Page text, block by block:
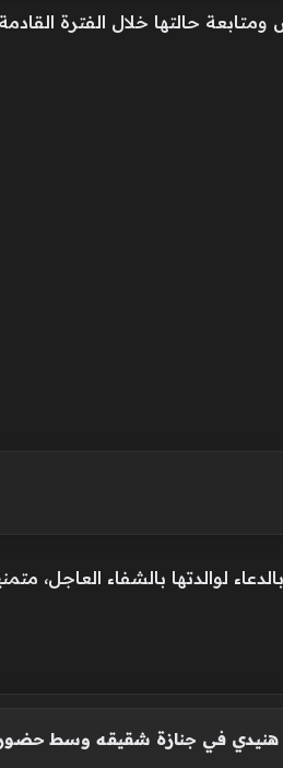
حالتها خلال الفترة
لوالدتها بالشفاء العاجل،
في جنازة شقيقه وسط حضور